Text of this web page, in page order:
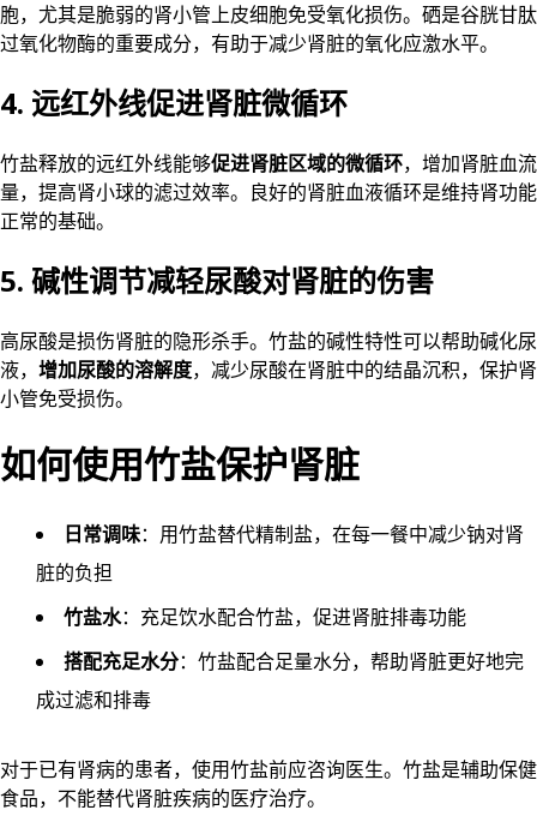
胞，尤其是脆弱的肾小管上皮细胞免受氧化损伤。硒是谷胱甘肽
过氧化物酶的重要成分，有助于减少肾脏的氧化应激水平。
4. 远红外线促进肾脏微循环
竹盐释放的远红外线能够促进肾脏区域的微循环，增加肾脏血流
量，提高肾小球的滤过效率。良好的肾脏血液循环是维持肾功能
正常的基础。
5. 碱性调节减轻尿酸对肾脏的伤害
高尿酸是损伤肾脏的隐形杀手。竹盐的碱性特性可以帮助碱化尿
液， 增加尿酸的溶解度，减少尿酸在肾脏中的结晶沉积，保护肾
小管免受损伤。
如何使用竹盐保护肾脏
日常调味：用竹盐替代精制盐，在每一餐中减少钠对肾
脏的负担
竹盐水：充足饮水配合竹盐，促进肾脏排毒功能
搭配充足水分：竹盐配合足量水分，帮助肾脏更好地完
成过滤和排毒
对于已有肾病的患者，使用竹盐前应咨询医生。竹盐是辅助保健
食品，不能替代肾脏疾病的医疗治疗。